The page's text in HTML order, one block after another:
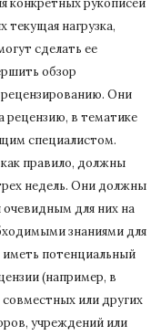
текущая нагрузка,
сделать ее
обзор
Они
рецензию, в тематике
специалистом.
правило, должны
недель. Они должны
очевидным для них на
знаниями для
иметь потенциальный
(например, в
совместных или других
учреждений или